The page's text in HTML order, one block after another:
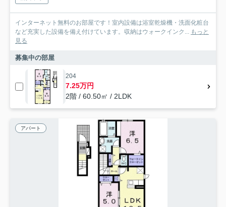
インターネット無料のお部屋です！室内設備は浴室乾燥機・洗面化粧台
など充実した設備を備え付けています。収納はウォークインク... もっと
見る
募集中の部屋
204
7.25万円
2階 / 60.50㎡ / 2LDK
アパート